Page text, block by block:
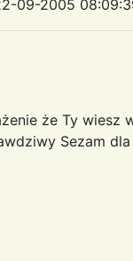
09-2005
że Ty wiesz
Sezam dla